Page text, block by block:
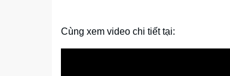
Cùng xem video chi tiết tại: